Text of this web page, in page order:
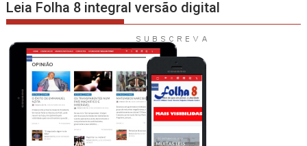
Leia Folha 8 integral versão digital